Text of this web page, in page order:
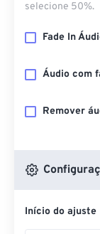
selecione 50%.
Fade In
Áudio com
Remover
Início do ajuste